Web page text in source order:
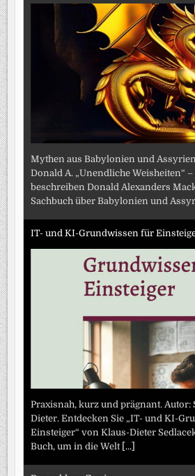
Mythen aus Babylonien und
Donald A. „Unendliche Weisheiten“
beschreiben Donald Alexanders
Sachbuch über Babylonien und
IT- und KI-Grundwissen für
Praxisnah, kurz und prägnant. Autor:
Dieter. Entdecken Sie „IT- und KI-
Einsteiger“ von Klaus-Dieter
Buch, um in die Welt [...]